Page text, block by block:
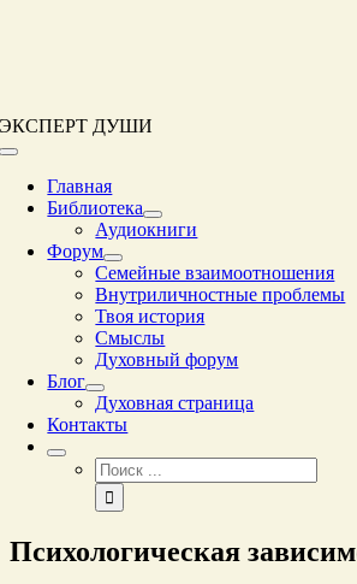
ЭКСПЕРТ ДУШИ
Переключение
навигацииГлавная
Библиотека
Аудиокниги
Форум
Семейные взаимоотношения
Внутриличностные проблемы
Твоя история
Смыслы
Духовный форум
Блог
Духовная страница
Контакты
Результат
поиска:
Психологическая